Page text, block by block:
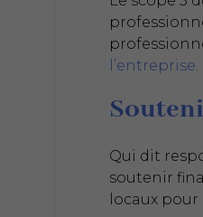
l’entreprise.
Qui dit
soutenir
locaux